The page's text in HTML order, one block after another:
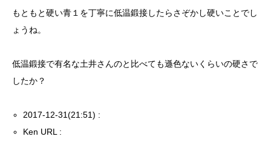
もともと硬い青１を丁寧に低温鍛接したらさぞかし硬いことでし
ょうね。
低温鍛接で有名な土井さんのと比べても遜色ないくらいの硬さで
したか？
2017-12-31(21:51) :
Ken URL :